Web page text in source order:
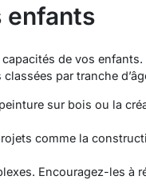
enfants
de vos enfants.
par tranche
peinture sur bois ou la
comme la
Encouragez-les à